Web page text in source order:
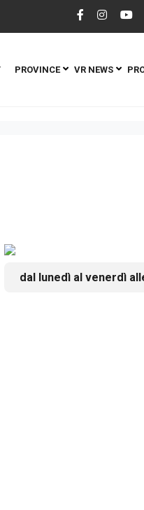
PROVINCE VR NEWS
dal lunedì al venerdì